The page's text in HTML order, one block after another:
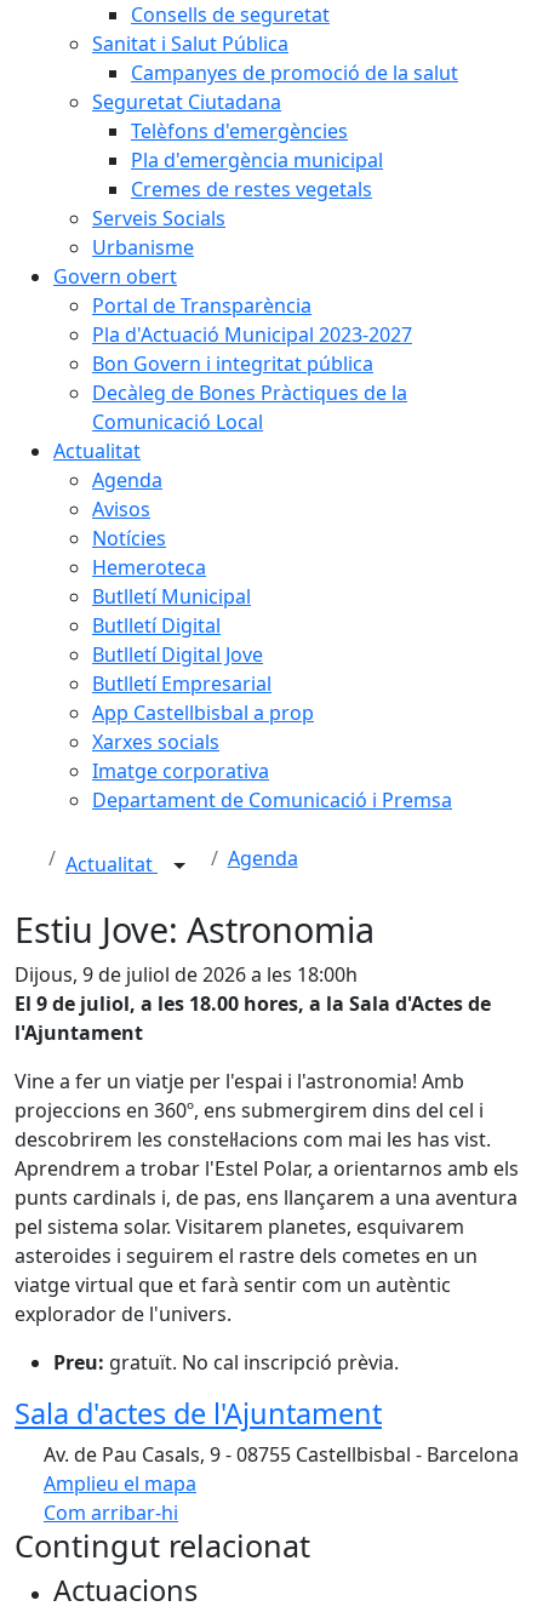
Consells de seguretat
Sanitat i Salut Pública
Campanyes de promoció de la salut
Seguretat Ciutadana
Telèfons d'emergències
Pla d'emergència municipal
Cremes de restes vegetals
Serveis Socials
Urbanisme
Govern obert
Portal de Transparència
Pla d'Actuació Municipal 2023-2027
Bon Govern i integritat pública
Decàleg de Bones Pràctiques de la
Comunicació Local
Actualitat
Agenda
Avisos
Notícies
Hemeroteca
Butlletí Municipal
Butlletí Digital
Butlletí Digital Jove
Butlletí Empresarial
App Castellbisbal a prop
Xarxes socials
Imatge corporativa
Departament de Comunicació i Premsa
Actualitat Agenda
Estiu Jove: Astronomia
Dijous, 9 de juliol de 2026 a les 18:00h
El 9 de juliol, a les 18.00 hores, a la Sala d'Actes de
l'Ajuntament
Vine a fer un viatje per l'espai i l'astronomia! Amb
projeccions en 360º, ens submergirem dins del cel i
descobrirem les constel·lacions com mai les has vist.
Aprendrem a trobar l'Estel Polar, a orientarnos amb els
punts cardinals i, de pas, ens llançarem a una aventura
pel sistema solar. Visitarem planetes, esquivarem
asteroides i seguirem el rastre dels cometes en un
viatge virtual que et farà sentir com un autèntic
explorador de l'univers.
Preu: gratuït. No cal inscripció prèvia.
Sala d'actes de l'Ajuntament
Av. de Pau Casals, 9 - 08755 Castellbisbal - Barcelona
Amplieu el mapa
Com arribar-hi
+
−
Contingut relacionat
Actuacions